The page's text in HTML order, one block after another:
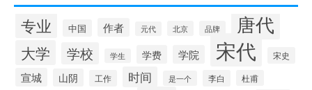
专业 中国 作者 元代 北京 品牌 唐代
大学 学校 学生 学费 学院 宋代 宋史
宣城 山阴 工作 时间 是一个 李白 杜甫